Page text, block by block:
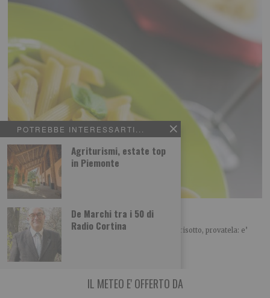
POTREBBE INTERESSARTI...
Agriturismi, estate top
in Piemonte
De Marchi tra i 50 di
Radio Cortina
Pasta risottata alla mediterranea
Avete letto bene, e’ una pasta ma… cuoce come un risotto, provatela: e’
proprio appetitosa!
IL METEO E' OFFERTO DA